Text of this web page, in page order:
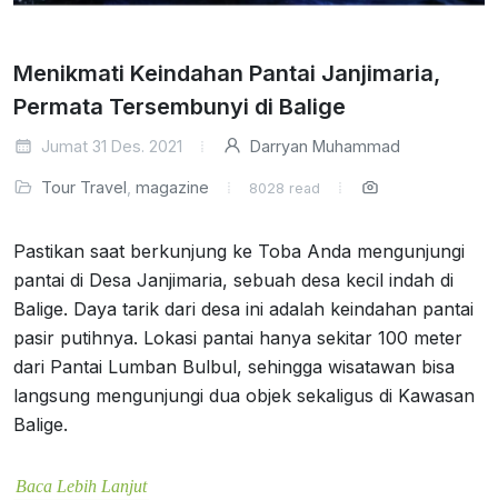
Menikmati Keindahan Pantai Janjimaria,
Permata Tersembunyi di Balige
Jumat 31 Des. 2021 Darryan Muhammad
Tour Travel magazine 8028 read
Pastikan saat berkunjung ke Toba Anda mengunjungi
pantai di Desa Janjimaria, sebuah desa kecil indah di
Balige. Daya tarik dari desa ini adalah keindahan pantai
pasir putihnya. Lokasi pantai hanya sekitar 100 meter
dari Pantai Lumban Bulbul, sehingga wisatawan bisa
langsung mengunjungi dua objek sekaligus di Kawasan
Balige.
Baca Lebih Lanjut